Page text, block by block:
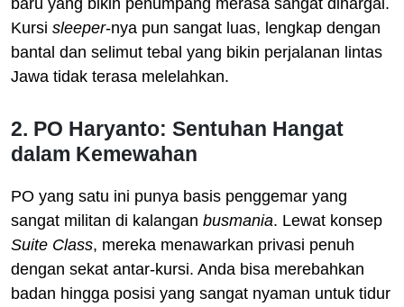
Kursi sleeper-nya pun sangat luas, lengkap dengan
bantal dan selimut tebal yang bikin perjalanan lintas
Jawa tidak terasa melelahkan.
2. PO Haryanto: Sentuhan Hangat
dalam Kemewahan
PO yang satu ini punya basis penggemar yang
sangat militan di kalangan busmania. Lewat konsep
Suite Class, mereka menawarkan privasi penuh
dengan sekat antar-kursi. Anda bisa merebahkan
badan hingga posisi yang sangat nyaman untuk tidur